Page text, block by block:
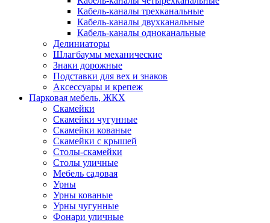
Кабель-каналы трехканальные
Кабель-каналы двухканальные
Кабель-каналы одноканальные
Делиниаторы
Шлагбаумы механические
Знаки дорожные
Подставки для вех и знаков
Аксессуары и крепеж
Парковая мебель, ЖКХ
Скамейки
Скамейки чугунные
Скамейки кованые
Скамейки с крышей
Столы-скамейки
Столы уличные
Мебель садовая
Урны
Урны кованые
Урны чугунные
Фонари уличные